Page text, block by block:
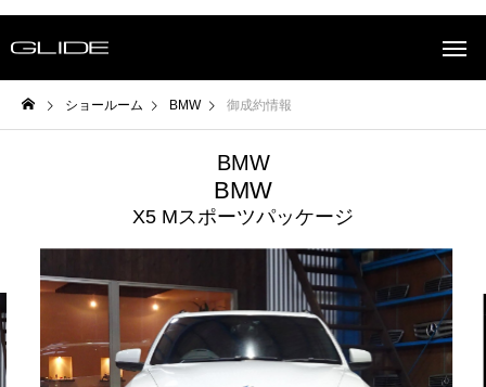
ショールーム BMW 御成約情報
BMW
BMW
X5 Mスポーツパッケージ